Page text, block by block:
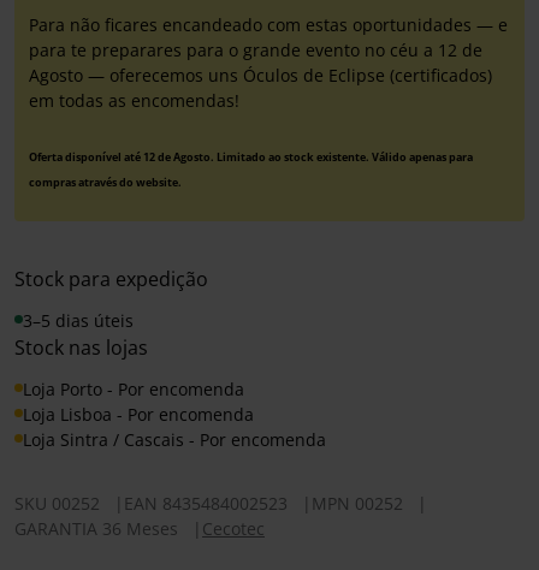
Para não ficares encandeado com estas oportunidades — e
para te preparares para o grande evento no céu a 12 de
Agosto — oferecemos uns Óculos de Eclipse (certificados)
em todas as encomendas!
Oferta disponível até 12 de Agosto. Limitado ao stock existente. Válido apenas para
compras através do website.
Stock para expedição
3–5 dias úteis
Stock nas lojas
Loja Porto - Por encomenda
Loja Lisboa - Por encomenda
Loja Sintra / Cascais - Por encomenda
SKU 00252 EAN 8435484002523 MPN 00252
GARANTIA 36 Meses
Cecotec